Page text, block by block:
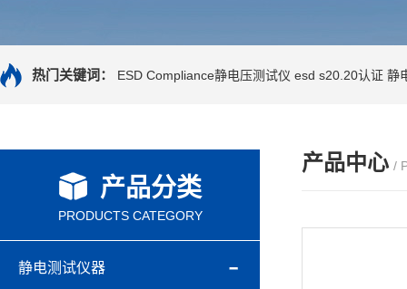
热门关键词： ESD Compliance静电压测试仪 esd s20.20认证 静
产品分类
PRODUCTS CATEGORY
静电测试仪器
产品中心 /